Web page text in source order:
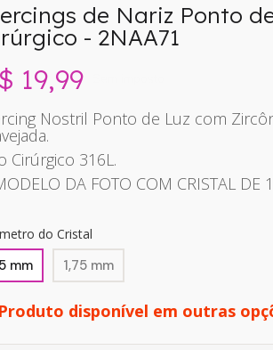
de Nariz Ponto
- 2NAA71
19,99
Nostril Ponto de Luz com
Cirúrgico 316L.
DA FOTO COM CRISTAL DE
do Cristal
mm 1,75 mm
Produto disponível em outras